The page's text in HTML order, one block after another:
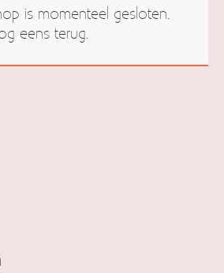
Webshop
is momenteel gesloten.
eens terug.